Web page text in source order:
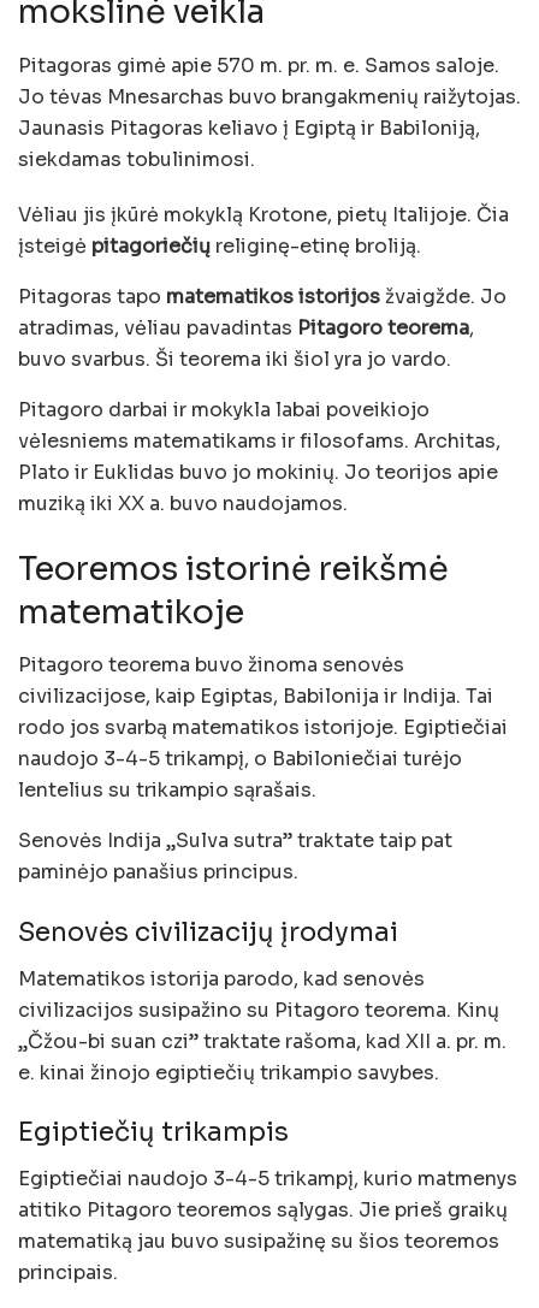
mokslinė veikla
Pitagoras gimė apie 570 m. pr. m. e. Samos saloje.
Jo tėvas Mnesarchas buvo brangakmenių raižytojas.
Jaunasis Pitagoras keliavo į Egiptą ir Babiloniją,
siekdamas tobulinimosi.
Vėliau jis įkūrė mokyklą Krotone, pietų Italijoje. Čia
įsteigė pitagoriečių religinę-etinę broliją.
Pitagoras tapo matematikos istorijos žvaigžde. Jo
atradimas, vėliau pavadintas Pitagoro teorema,
buvo svarbus. Ši teorema iki šiol yra jo vardo.
Pitagoro darbai ir mokykla labai poveikiojo
vėlesniems matematikams ir filosofams. Architas,
Plato ir Euklidas buvo jo mokinių. Jo teorijos apie
muziką iki XX a. buvo naudojamos.
Teoremos istorinė reikšmė
matematikoje
Pitagoro teorema buvo žinoma senovės
civilizacijose, kaip Egiptas, Babilonija ir Indija. Tai
rodo jos svarbą matematikos istorijoje. Egiptiečiai
naudojo 3-4-5 trikampį, o Babiloniečiai turėjo
lentelius su trikampio sąrašais.
Senovės Indija „Sulva sutra” traktate taip pat
paminėjo panašius principus.
Senovės civilizacijų įrodymai
Matematikos istorija parodo, kad senovės
civilizacijos susipažino su Pitagoro teorema. Kinų
„Čžou-bi suan czi” traktate rašoma, kad XII a. pr. m.
e. kinai žinojo egiptiečių trikampio savybes.
Egiptiečių trikampis
Egiptiečiai naudojo 3-4-5 trikampį, kurio matmenys
atitiko Pitagoro teoremos sąlygas. Jie prieš graikų
matematiką jau buvo susipažinę su šios teoremos
principais.